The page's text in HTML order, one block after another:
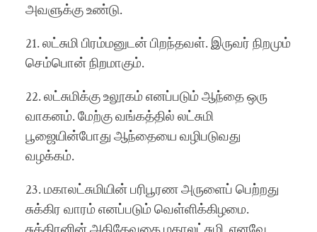
அவளுக்கு உண்டு.
21. லட்சுமி பிரம்மனுடன் பிறந்தவள். இருவர் நிறமும்
செம்பொன் நிறமாகும்.
22. லட்சுமிக்கு உலூகம் எனப்படும் ஆந்தை ஒரு
வாகனம். மேற்கு வங்கத்தில் லட்சுமி
பூஜையின்போது ஆந்தையை வழிபடுவது
வழக்கம்.
23. மகாலட்சுமியின் பரிபூரண அருளைப் பெற்றது
சுக்கிர வாரம் எனப்படும் வெள்ளிக்கிழமை.